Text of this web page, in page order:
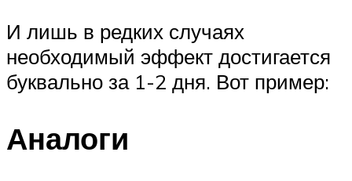
И лишь в редких случаях
необходимый эффект достигается
буквально за 1-2 дня. Вот пример:
Аналоги